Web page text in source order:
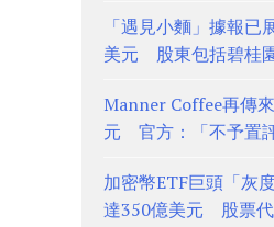
「遇見小麵」據報
美元 股東包括碧桂
Manner Coffee再傳
元 官方：「不予置評
加密幣ETF巨頭「灰
達350億美元 股票代